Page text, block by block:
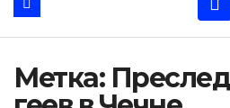
Метка: